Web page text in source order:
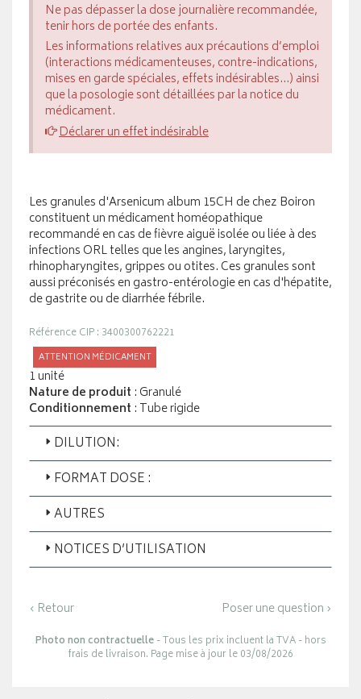
Ne pas dépasser la dose journalière recommandée,
tenir hors de portée des enfants.
Les informations relatives aux précautions d’emploi
(interactions médicamenteuses, contre-indications,
mises en garde spéciales, effets indésirables...) ainsi
que la posologie sont détaillées par la notice du
médicament.
Déclarer un effet indésirable
Les granules d'Arsenicum album 15CH de chez Boiron
constituent un médicament homéopathique
recommandé en cas de fièvre aiguë isolée ou liée à des
infections ORL telles que les angines, laryngites,
rhinopharyngites, grippes ou otites. Ces granules sont
aussi préconisés en gastro-entérologie en cas d'hépatite,
de gastrite ou de diarrhée fébrile.
Référence CIP : 3400300762221
ATTENTION MÉDICAMENT
1 unité
Nature de produit : Granulé
Conditionnement : Tube rigide
DILUTION:
FORMAT DOSE :
AUTRES
NOTICES D’UTILISATION
‹ Retour Poser une question ›
Photo non contractuelle- Tous les prix incluent la TVA - hors
frais de livraison. Page mise à jour le 03/08/2026